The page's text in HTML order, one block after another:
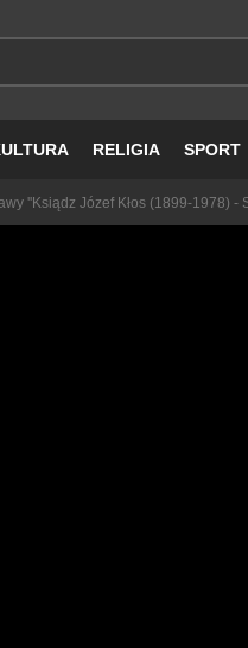
RELIGIA SPORT
''Ksiądz Józef Kłos (1899-1978) -